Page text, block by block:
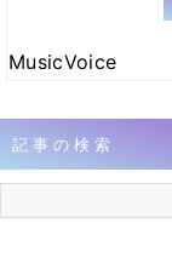
MusicVoice
記事の検索